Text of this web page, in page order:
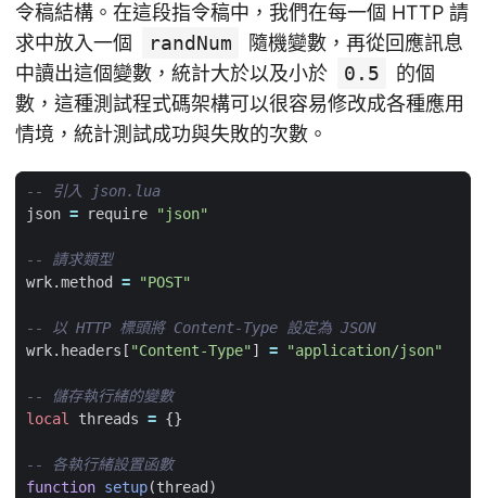
令稿結構。在這段指令稿中，我們在每一個 HTTP 請
求中放入一個
randNum
隨機變數，再從回應訊息
中讀出這個變數，統計大於以及小於
0.5
的個
數，這種測試程式碼架構可以很容易修改成各種應用
情境，統計測試成功與失敗的次數。
-- 引入 json.lua
json = require "json"
-- 請求類型
wrk.method
= "POST"
-- 以 HTTP 標頭將 Content-Type 設定為 JSON
wrk.headers [ "Content-Type"] = "application/json"
-- 儲存執行緒的變數
local
threads = {}
-- 各執行緒設置函數
function setup(thread )